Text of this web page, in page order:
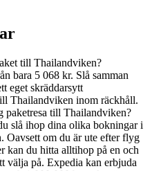
till Thailandviken?
bara 5 068 kr. Slå samman
eget skräddarsytt
Thailandviken inom räckhåll.
paketresa till Thailandviken?
slå ihop dina olika bokningar i
Oavsett om du är ute efter flyg
kan du hitta alltihop på en och
välja på. Expedia kan erbjuda